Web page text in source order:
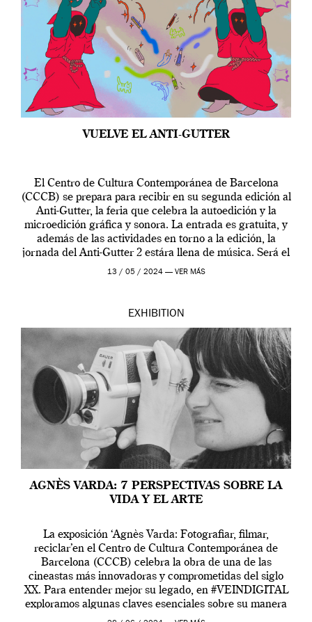
VUELVE EL ANTI-GUTTER
El Centro de Cultura Contemporánea de Barcelona
(CCCB) se prepara para recibir en su segunda edición al
Anti-Gutter, la feria que celebra la autoedición y la
microedición gráfica y sonora. La entrada es gratuita, y
además de las actividades en torno a la edición, la
jornada del Anti-Gutter 2 estára llena de música. Será el
[…]
13 / 05 / 2024 — VER MÁS
EXHIBITION
AGNÈS VARDA: 7 PERSPECTIVAS SOBRE LA
VIDA Y EL ARTE
La exposición ‘Agnès Varda: Fotografiar, filmar,
reciclar’en el Centro de Cultura Contemporánea de
Barcelona (CCCB) celebra la obra de una de las
cineastas más innovadoras y comprometidas del siglo
XX. Para entender mejor su legado, en #VEINDIGITAL
exploramos algunas claves esenciales sobre su manera
de entender la vida, el cine y el arte contemporáneo.